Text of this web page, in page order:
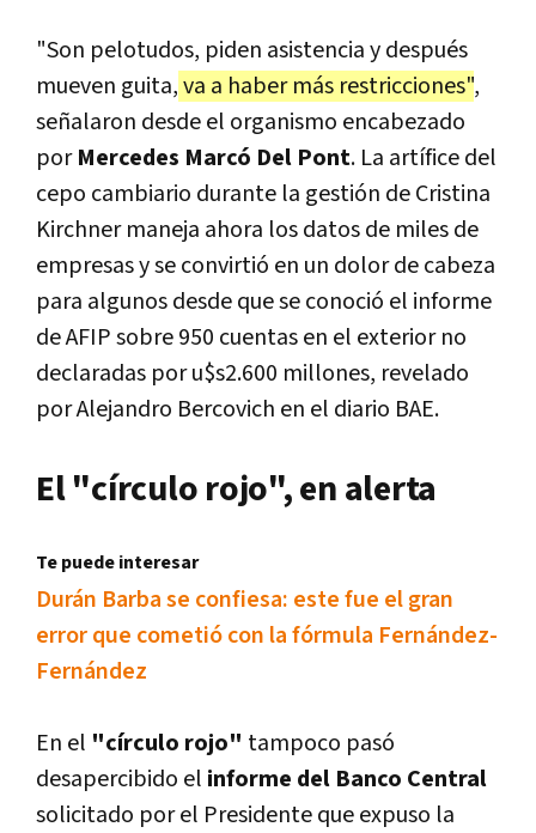
"Son pelotudos, piden asistencia y después
mueven guita,va a haber más restricciones",
señalaron desde el organismo encabezado
porMercedes Marcó Del Pont. La artífice del
cepo cambiario durante la gestión de Cristina
Kirchner maneja ahora los datos de miles de
empresas y se convirtió en un dolor de cabeza
para algunos desde que se conoció el informe
de AFIP sobre 950 cuentas en el exterior no
declaradas por u$s2.600 millones, revelado
por Alejandro Bercovich en el diario BAE.
El "círculo rojo", en alerta
Te puede interesar
Durán Barba se confiesa: este fue el gran
error que cometió con la fórmula Fernández-
Fernández
En el "círculo rojo" tampoco pasó
desapercibido el informe del Banco Central
solicitado por el Presidente que expuso la